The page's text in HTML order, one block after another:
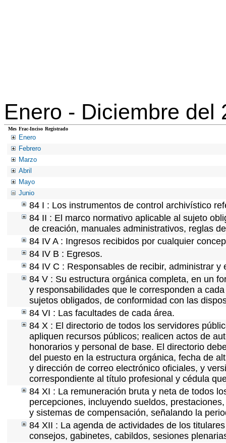
Enero - Diciembre del
Mes Frac-Inciso Registrado
Enero
Febrero
Marzo
Abril
Mayo
Junio
84 I : Los instrumentos de control archivístico
84 II : El marco normativo aplicable al sujeto
de creación, manuales administrativos, reglas
84 IV A : Ingresos recibidos por cualquier
84 IV B : Egresos.
84 IV C : Responsables de recibir, administrar y
84 V : Su estructura orgánica completa, en un
y responsabilidades que le corresponden a
sujetos obligados, de conformidad con las
84 VI : Las facultades de cada área.
84 X : El directorio de todos los servidores
apliquen recursos públicos; realicen actos de
honorarios y personal de base. El directorio
del puesto en la estructura orgánica, fecha de
y dirección de correo electrónico oficiales, y
correspondiente al título profesional y cédula
84 XI : La remuneración bruta y neta de todos
percepciones, incluyendo sueldos,
y sistemas de compensación, señalando la
84 XII : La agenda de actividades de los
consejos, gabinetes, cabildos, sesiones